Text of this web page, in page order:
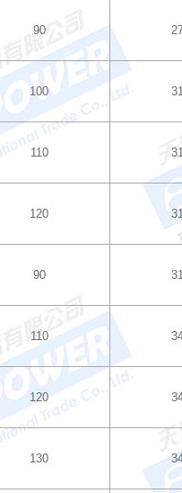
90
100
110
120
90
110
120
130